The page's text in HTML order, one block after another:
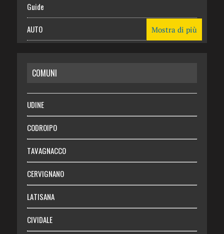
Guide
AUTO
RISPARMIO
SALUTE
Necrologie
Chi siamo
Abbonati
Login
Mostra di più
COMUNI
UDINE
CODROIPO
TAVAGNACCO
CERVIGNANO
LATISANA
CIVIDALE